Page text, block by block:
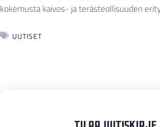
kokemusta kaivos- ja terästeollisuuden
UUTISET
Tilaa Uutiskirje